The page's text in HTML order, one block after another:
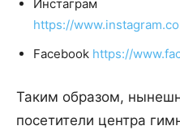
Инстаграм
https://
Facebook https://
Таким образом,
посетители центра